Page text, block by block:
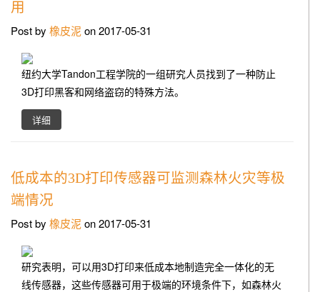
用
Post by 橡皮泥 on 2017-05-31
纽约大学Tandon工程学院的一组研究人员找到了一种防止
3D打印黑客和网络盗窃的特殊方法。
详细
低成本的3D打印传感器可监测森林火灾等极
端情况
Post by 橡皮泥 on 2017-05-31
研究表明，可以用3D打印来低成本地制造完全一体化的无
线传感器，这些传感器可用于极端的环境条件下，如森林火